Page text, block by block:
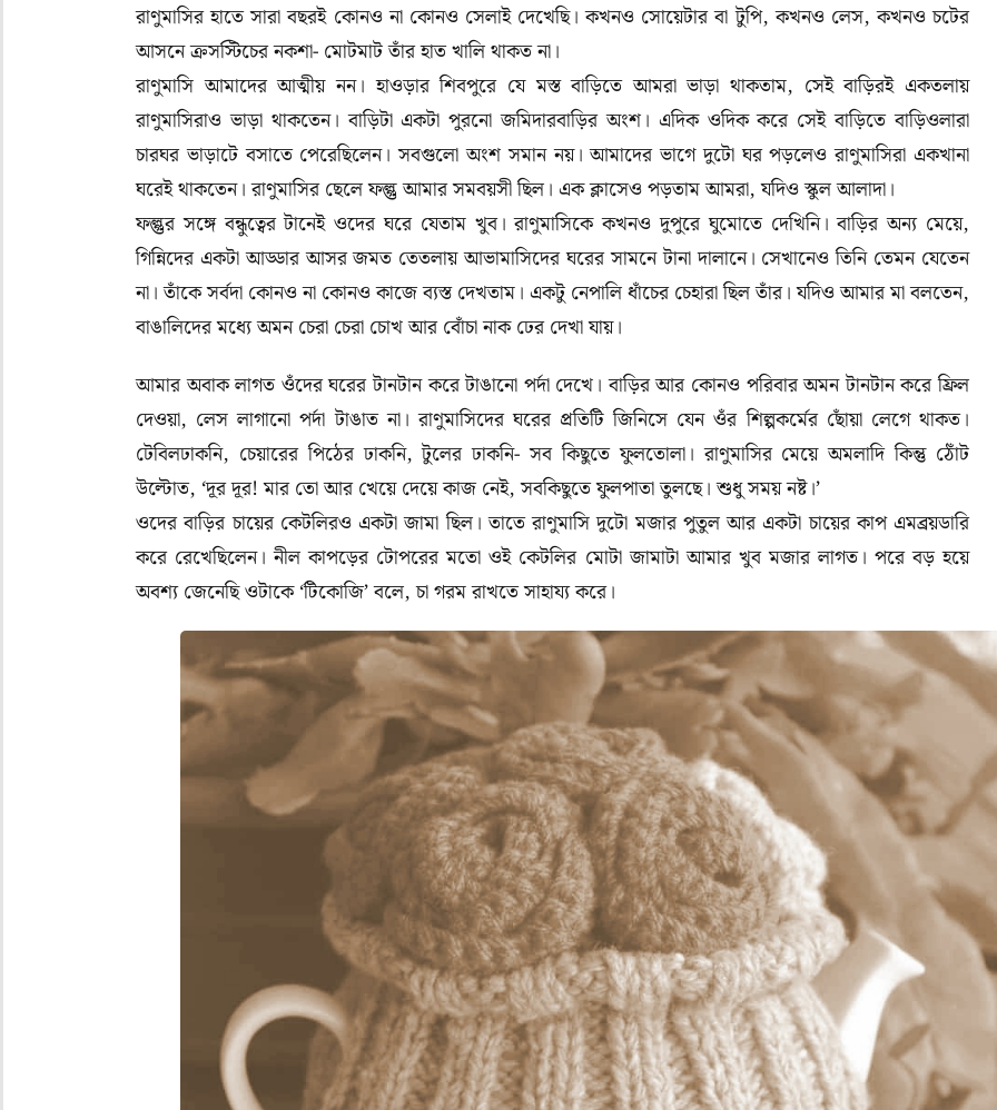
রাণুমাসির হাতে সারা বছরই কোনও না কোনও সেলাই দেখেছি। কখনও সোয়েটার বা টুপি,কখনও লেস,কখনও চটের
আসনে ক্রসস্টিচের নকশা- মোটমাট তাঁর হাত খালি থাকত না।
রাণুমাসি আমাদের আত্মীয় নন।হাওড়ার শিবপুরে যে মস্ত বাড়িতে আমরা ভাড়া থাকতাম, সেই বাড়িরই একতলায়
রাণুমাসিরাও ভাড়া থাকতেন। বাড়িটা একটা পুরনো জমিদারবাড়ির অংশ। এদিক ওদিক করে সেই বাড়িতে বাড়িওলারা
চারঘর ভাড়াটে বসাতে পেরেছিলেন। সবগুলো অংশ সমান নয়।আমাদের ভাগে দুটো ঘর পড়লেও রাণুমাসিরা একখানা
ঘরেই থাকতেন। রাণুমাসির ছেলে ফল্গু আমার সমবয়সী ছিল। এক ক্লাসেও পড়তাম আমরা,যদিও স্কুল আলাদা।
ফল্গুর সঙ্গে বন্ধুত্বের টানেই ওদের ঘরে যেতাম খুব। রাণুমাসিকে কখনও দুপুরে ঘুমোতে দেখিনি।বাড়ির অন্য মেয়ে,
গিন্নিদের একটা আড্ডার আসর জমত তেতলায় আভামাসিদের ঘরের সামনে টানা দালানে। সেখানেও তিনি তেমন যেতেন
না। তাঁকে সর্বদা কোনও না কোনও কাজে ব্যস্ত দেখতাম। একটু নেপালি ধাঁচের চেহারা ছিল তাঁর। যদিও আমার মা বলতেন,
বাঙালিদের মধ্যে অমন চেরা চেরা চোখ আর বোঁচা নাক ঢের দেখা যায়।
আমার অবাক লাগত ওঁদের ঘরের টানটান করে টাঙানো পর্দা দেখে। বাড়ির আর কোনও পরিবার অমন টানটান করে ফ্রিল
দেওয়া, লেস লাগানো পর্দা টাঙাত না। রাণুমাসিদের ঘরের প্রতিটি জিনিসে যেন ওঁর শিল্পকর্মের ছোঁয়া লেগে থাকত।
টেবিলঢাকনি, চেয়ারের পিঠের ঢাকনি,টুলের ঢাকনি- সব কিছুতে ফুলতোলা। রাণুমাসির মেয়ে অমলাদি কিন্তু ঠোঁট
উল্টোত, ‘দূর দূর! মার তো আর খেয়ে দেয়ে কাজ নেই,সবকিছুতে ফুলপাতা তুলছে। শুধু সময় নষ্ট।’
ওদের বাড়ির চায়ের কেটলিরও একটা জামা ছিল। তাতে রাণুমাসি দুটো মজার পুতুল আর একটা চায়ের কাপ এমব্রয়ডারি
করে রেখেছিলেন। নীল কাপড়ের টোপরের মতো ওই কেটলির মোটা জামাটা আমার খুব মজার লাগত। পরে বড় হয়ে
অবশ্য জেনেছি ওটাকে ‘টিকোজি’ বলে,চা গরম রাখতে সাহায্য করে।